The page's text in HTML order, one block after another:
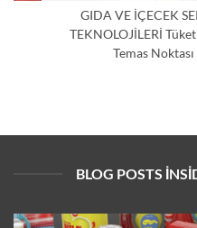
GIDA VE İÇECEK
TEKNOLOJİLERİ
Temas
BLOG POSTS